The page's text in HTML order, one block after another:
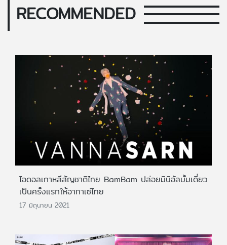
RECOMMENDED
ไอดอลเกาหลีสัญชาติไทย BamBam ปล่อยมินิอัลบั้มเดี่ยว
เป็นครั้งแรกให้อากาเซ่ไทย
17 มิถุนายน 2021